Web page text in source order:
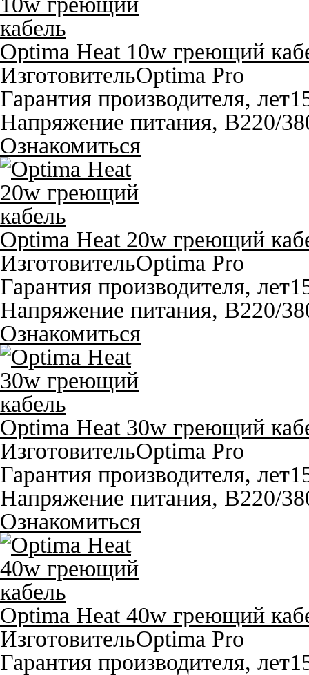
Optima Heat 10w греющий
ИзготовительOptima Pro
Гарантия производителя, лет
Напряжение питания, В220/
Ознакомиться
Optima Heat 20w греющий
ИзготовительOptima Pro
Гарантия производителя, лет
Напряжение питания, В220/
Ознакомиться
Optima Heat 30w греющий
ИзготовительOptima Pro
Гарантия производителя, лет
Напряжение питания, В220/
Ознакомиться
Optima Heat 40w греющий
ИзготовительOptima Pro
Гарантия производителя, лет